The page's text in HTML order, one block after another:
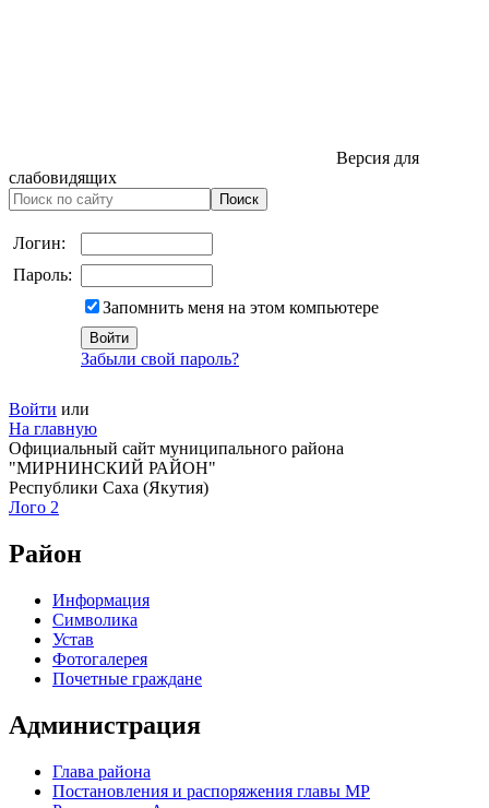
Версия для
слабовидящих
Логин:
Пароль:
Запомнить меня на этом компьютере
Забыли свой пароль?
Войти или
На главную
Официальный сайт муниципального района
"МИРНИНСКИЙ РАЙОН"
Республики Саха (Якутия)
Лого 2
Район
Информация
Символика
Устав
Фотогалерея
Почетные граждане
Администрация
Глава района
Постановления и распоряжения главы МР